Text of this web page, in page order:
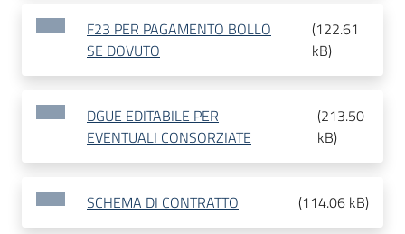
F23 PER PAGAMENTO BOLLO
SE DOVUTO
(122.61
kB)
DGUE EDITABILE PER
EVENTUALI CONSORZIATE
(213.50
kB)
SCHEMA DI CONTRATTO (114.06 kB)